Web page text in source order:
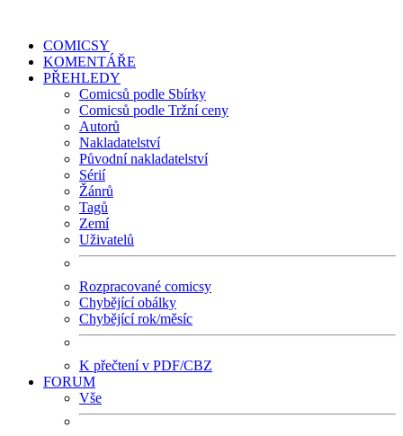
COMICSY
KOMENTÁŘE
PŘEHLEDY
Comicsů podle Sbírky
Comicsů podle Tržní ceny
Autorů
Nakladatelství
Původní nakladatelství
Sérií
Žánrů
Tagů
Zemí
Uživatelů
Rozpracované comicsy
Chybějící obálky
Chybějící rok/měsíc
K přečtení v PDF/CBZ
FORUM
Vše